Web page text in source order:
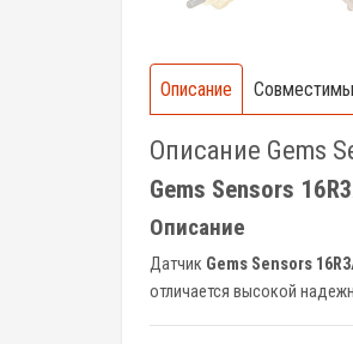
Описание
Описание Gems
Gems Sensors
Описание
Датчик Gems Sensors
отличается высокой